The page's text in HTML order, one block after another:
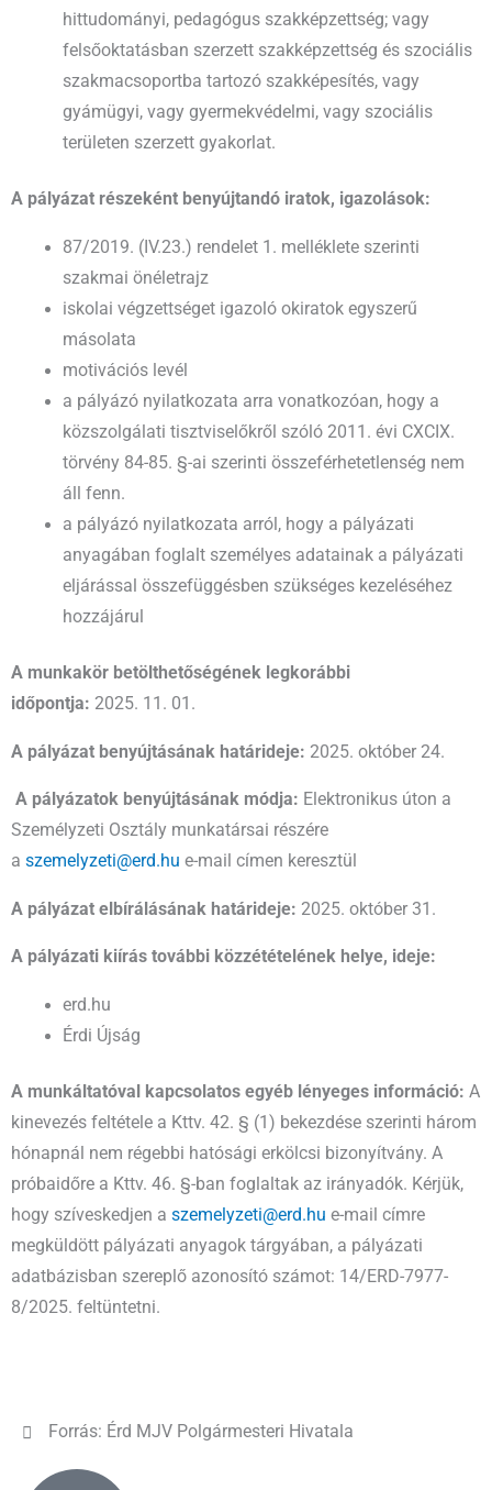
hittudományi, pedagógus szakképzettség; vagy
felsőoktatásban szerzett szakképzettség és szociális
szakmacsoportba tartozó szakképesítés, vagy
gyámügyi, vagy gyermekvédelmi, vagy szociális
területen szerzett gyakorlat.
A pályázat részeként benyújtandó iratok, igazolások:
87/2019. (IV.23.) rendelet 1. melléklete szerinti
szakmai önéletrajz
iskolai végzettséget igazoló okiratok egyszerű
másolata
motivációs levél
a pályázó nyilatkozata arra vonatkozóan, hogy a
közszolgálati tisztviselőkről szóló 2011. évi CXCIX.
törvény 84-85. §-ai szerinti összeférhetetlenség nem
áll fenn.
a pályázó nyilatkozata arról, hogy a pályázati
anyagában foglalt személyes adatainak a pályázati
eljárással összefüggésben szükséges kezeléséhez
hozzájárul
A munkakör betölthetőségének legkorábbi
időpontja: 2025. 11. 01.
A pályázat benyújtásának határideje: 2025. október 24.
A pályázatok benyújtásának módja: Elektronikus úton a
Személyzeti Osztály munkatársai részére
a szemelyzeti@erd.hu e-mail címen keresztül
A pályázat elbírálásának határideje: 2025. október 31.
A pályázati kiírás további közzétételének helye, ideje:
erd.hu
Érdi Újság
A munkáltatóval kapcsolatos egyéb lényeges információ: A
kinevezés feltétele a Kttv. 42. § (1) bekezdése szerinti három
hónapnál nem régebbi hatósági erkölcsi bizonyítvány. A
próbaidőre a Kttv. 46. §-ban foglaltak az irányadók. Kérjük,
hogy szíveskedjen a szemelyzeti@erd.hu e-mail címre
megküldött pályázati anyagok tárgyában, a pályázati
adatbázisban szereplő azonosító számot: 14/ERD-7977-
8/2025. feltüntetni.
Forrás: Érd MJV Polgármesteri Hivatala